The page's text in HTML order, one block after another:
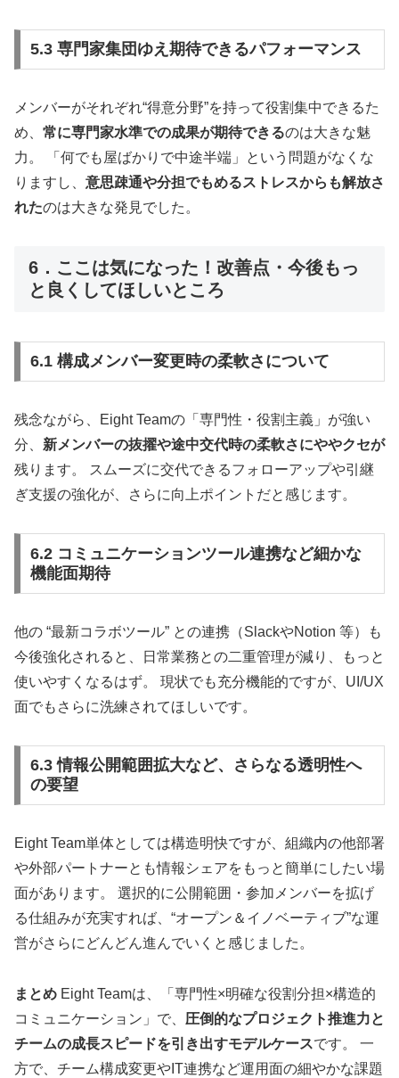
5.3 専門家集団ゆえ期待できるパフォーマンス
メンバーがそれぞれ“得意分野”を持って役割集中できるた
め、 常に専門家水準での成果が期待できるのは大きな魅
力。 「何でも屋ばかりで中途半端」という問題がなくな
りますし、 意思疎通や分担でもめるストレスからも解放さ
れたのは大きな発見でした。
6．ここは気になった！改善点・今後もっ
と良くしてほしいところ
6.1 構成メンバー変更時の柔軟さについて
残念ながら、Eight Teamの「専門性・役割主義」が強い
分、 新メンバーの抜擢や途中交代時の柔軟さにややクセが
残ります。 スムーズに交代できるフォローアップや引継
ぎ支援の強化が、さらに向上ポイントだと感じます。
6.2 コミュニケーションツール連携など細かな
機能面期待
他の “最新コラボツール” との連携（SlackやNotion 等）も
今後強化されると、日常業務との二重管理が減り、もっと
使いやすくなるはず。 現状でも充分機能的ですが、UI/UX
面でもさらに洗練されてほしいです。
6.3 情報公開範囲拡大など、さらなる透明性へ
の要望
Eight Team単体としては構造明快ですが、組織内の他部署
や外部パートナーとも情報シェアをもっと簡単にしたい場
面があります。 選択的に公開範囲・参加メンバーを拡げ
る仕組みが充実すれば、“オープン＆イノベーティブ”な運
営がさらにどんどん進んでいくと感じました。
まとめ Eight Teamは、「専門性×明確な役割分担×構造的
コミュニケーション」で、 圧倒的なプロジェクト推進力と
チームの成長スピードを引き出すモデルケースです。 一
方で、チーム構成変更やIT連携など運用面の細やかな課題